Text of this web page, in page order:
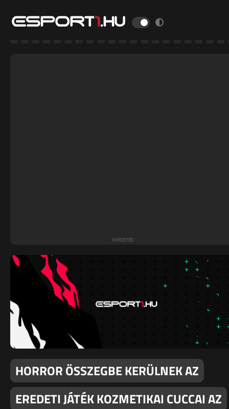
HORROR ÖSSZEGBE KERÜLNEK AZ
EREDETI JÁTÉK KOZMETIKAI CUCCAI AZ